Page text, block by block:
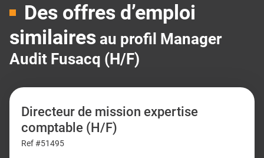
Des offres d’emploi
similaires au profil Manager
Audit Fusacq (H/F)
Directeur de mission expertise
comptable (H/F)
Ref #51495